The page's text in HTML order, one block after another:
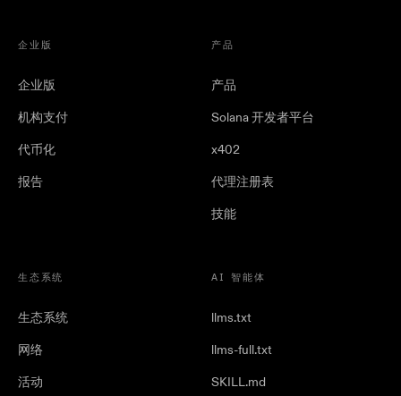
企业版
企业版
机构支付
代币化
报告
产品
产品
Solana 开发者平台
x402
代理注册表
技能
生态系统
生态系统
网络
活动
AI 智能体
llms.txt
llms-full.txt
SKILL.md